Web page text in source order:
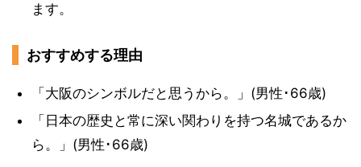
ます。
おすすめする理由
「大阪のシンボルだと思うから。」(男性･66歳)
「日本の歴史と常に深い関わりを持つ名城であるか
ら。」(男性･66歳)